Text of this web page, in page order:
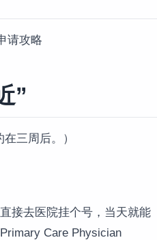
请攻略
”
三周后。）
接去医院挂个号，当天就能
Care Physician